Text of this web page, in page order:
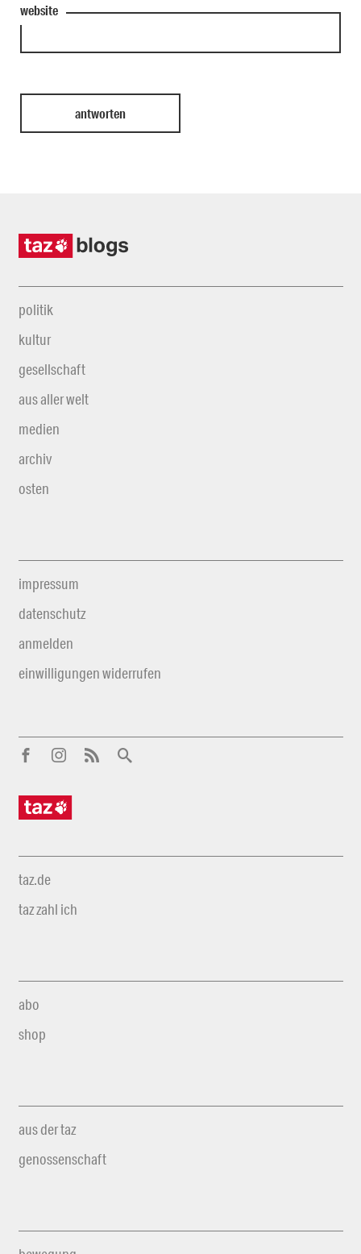
website
politik
kultur
gesellschaft
aus aller welt
medien
archiv
osten
impressum
datenschutz
anmelden
einwilligungen widerrufen
taz.de
taz zahl ich
abo
shop
aus der taz
genossenschaft